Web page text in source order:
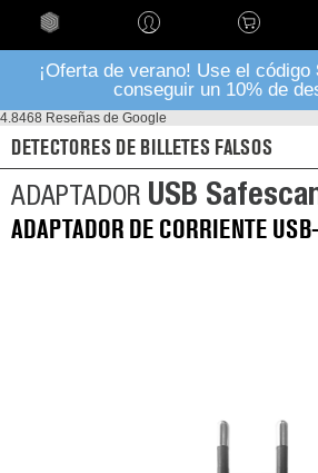
¡Oferta de verano! Use el código
conseguir un 10% de
4.8468 Reseñas de Google
DETECTORES DE BILLETES FALSOS
ADAPTADOR USB
ADAPTADOR DE CORRIENTE